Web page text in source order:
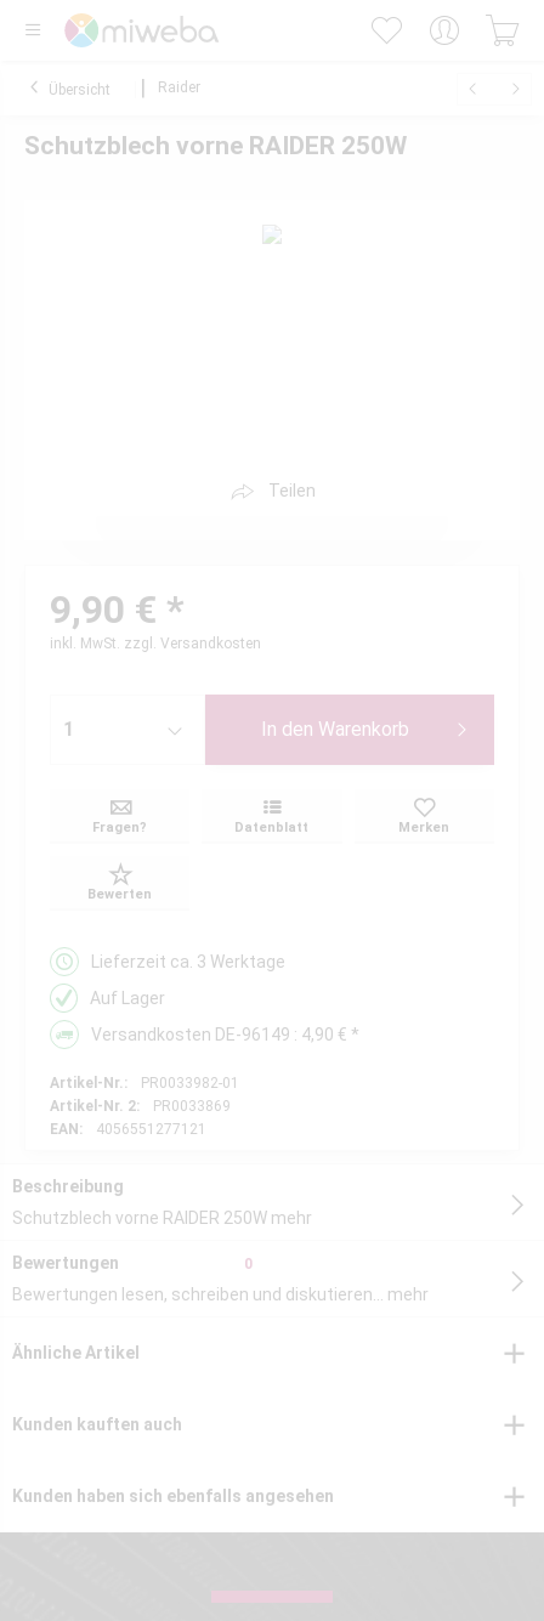
Übersicht Raider
Schutzblech vorne RAIDER 250W
Teilen
9,90 € *
inkl. MwSt. zzgl. Versandkosten
In den Warenkorb
Fragen? Datenblatt Merken
Bewerten
Lieferzeit ca. 3 Werktage
Auf Lager
Versandkosten DE-96149 : 4,90 € *
Artikel-Nr.:
PR0033982-01
Artikel-Nr. 2:
PR0033869
EAN:
4056551277121
Beschreibung
Schutzblech vorne RAIDER 250W mehr
Bewertungen 0
Bewertungen lesen, schreiben und diskutieren... mehr
Ähnliche Artikel
Kunden kauften auch
Kunden haben sich ebenfalls angesehen